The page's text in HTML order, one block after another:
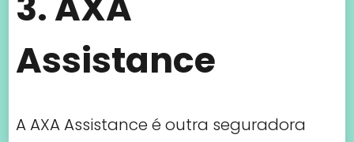
seguros de viagem com a AXA
Assistance variam de acordo com o
plano selecionado, a idade do viajante e
preços começam em torno de $35 USD